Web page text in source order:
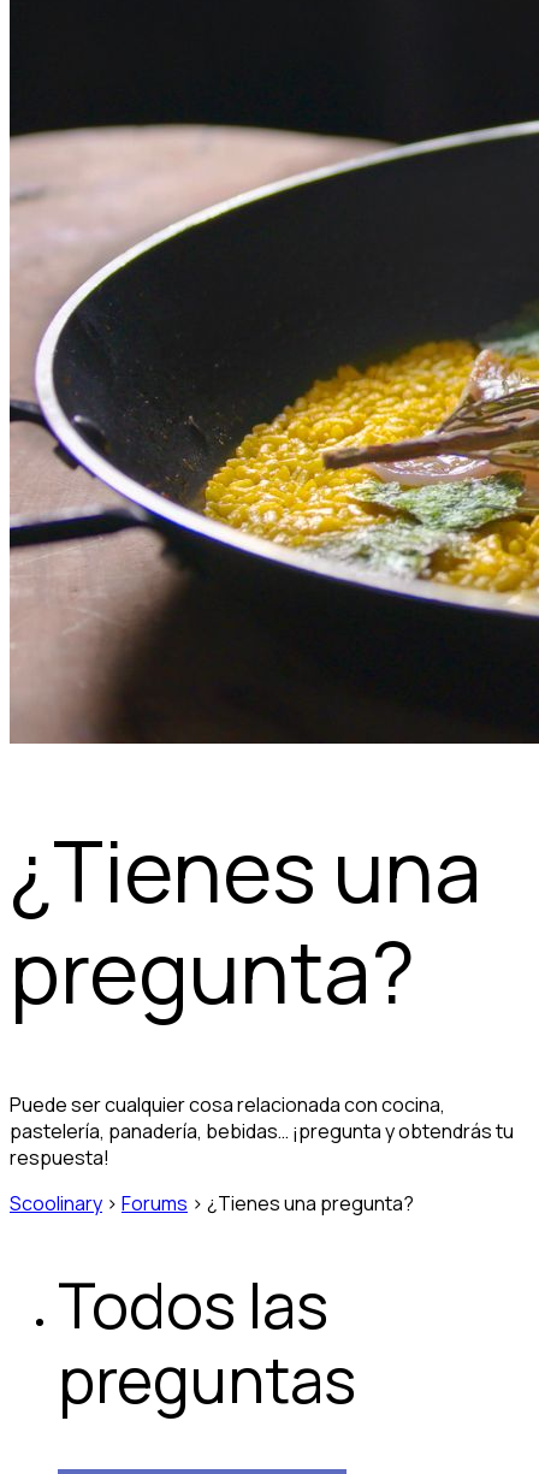
¿Tienes una
pregunta?
Puede ser cualquier cosa relacionada con cocina,
pastelería, panadería, bebidas… ¡pregunta y obtendrás tu
respuesta!
Scoolinary › Forums › ¿Tienes una pregunta?
Todos las
preguntas